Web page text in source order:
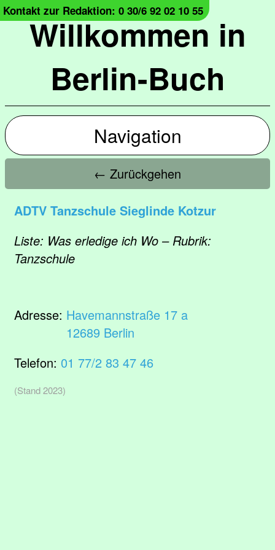
Willkommen in
Berlin-Buch
Kontakt zur Redaktion: 0 30/6 92 02 10 55
Navigation
← Zurückgehen
ADTV Tanzschule Sieglinde Kotzur
Liste: Was erledige ich Wo – Rubrik:
Tanzschule
Adresse: Havemannstraße 17 a
12689 Berlin
Telefon: 01 77/2 83 47 46
(Stand 2023)